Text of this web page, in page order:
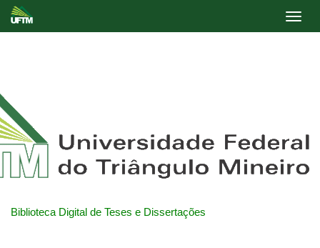
Biblioteca Digital de Teses e Dissertações